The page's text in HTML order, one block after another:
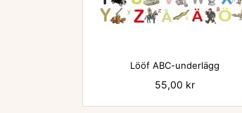

Lööf ABC-underlägg
Pris
55,00 kr